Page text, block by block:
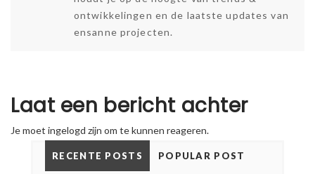
ontwikkelingen en de laatste updates van
ensanne projecten.
Laat een bericht achter
Je moet ingelogd zijn om te kunnen reageren.
RECENTE POSTS POPULAR POST